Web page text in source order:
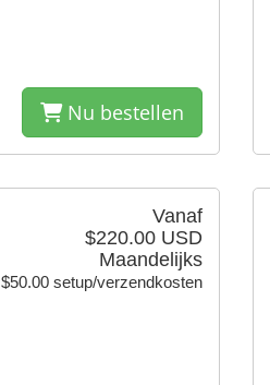
Nu bestellen
Vanaf
$220.00 USD
Maandelijks
$50.00 setup/verzendkosten